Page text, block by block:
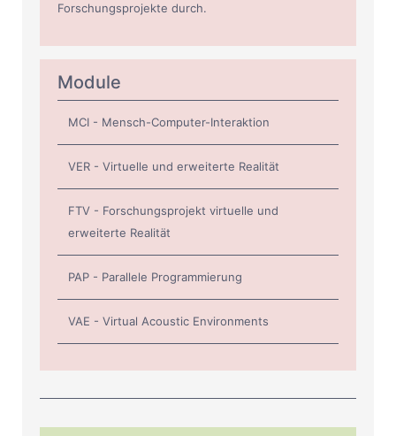
Forschungsprojekte durch.
Module
MCI - Mensch-Computer-Interaktion
VER - Virtuelle und erweiterte Realität
FTV - Forschungsprojekt virtuelle und
erweiterte Realität
PAP - Parallele Programmierung
VAE - Virtual Acoustic Environments